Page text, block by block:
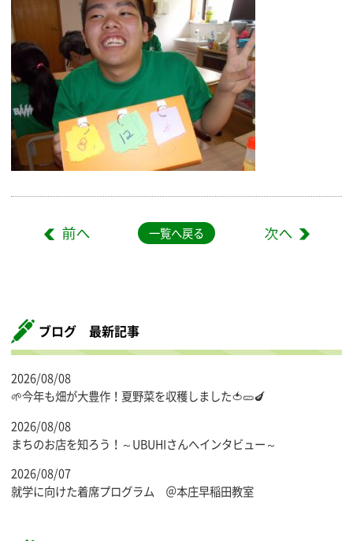
一覧へ戻る
ブログ 最新記事
2026/08/08
🌱今年も畑が大豊作！夏野菜を収穫しました🍅🥒🍆
2026/08/08
まちのお店を知ろう！～UBUHIさんへインタビュー～
2026/08/07
就学に向けた着席プログラム ＠本庄早稲田教室